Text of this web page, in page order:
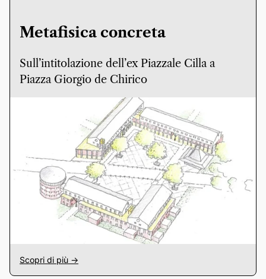
Metafisica concreta
Sull’intitolazione dell’ex Piazzale Cilla a
Piazza Giorgio de Chirico
Scopri di più ->